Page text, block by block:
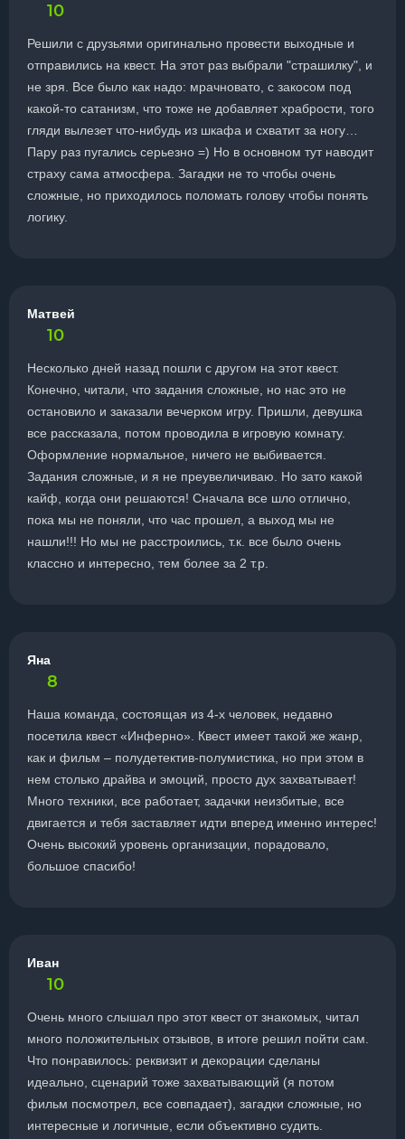
10
Решили с друзьями оригинально провести выходные и
отправились на квест. На этот раз выбрали "страшилку", и
не зря. Все было как надо: мрачновато, с закосом под
какой-то сатанизм, что тоже не добавляет храбрости, того
гляди вылезет что-нибудь из шкафа и схватит за ногу…
Пару раз пугались серьезно =) Но в основном тут наводит
страху сама атмосфера. Загадки не то чтобы очень
сложные, но приходилось поломать голову чтобы понять
логику.
Матвей
10
Несколько дней назад пошли с другом на этот квест.
Конечно, читали, что задания сложные, но нас это не
остановило и заказали вечерком игру. Пришли, девушка
все рассказала, потом проводила в игровую комнату.
Оформление нормальное, ничего не выбивается.
Задания сложные, и я не преувеличиваю. Но зато какой
кайф, когда они решаются! Сначала все шло отлично,
пока мы не поняли, что час прошел, а выход мы не
нашли!!! Но мы не расстроились, т.к. все было очень
классно и интересно, тем более за 2 т.р.
Яна
8
Наша команда, состоящая из 4-х человек, недавно
посетила квест «Инферно». Квест имеет такой же жанр,
как и фильм – полудетектив-полумистика, но при этом в
нем столько драйва и эмоций, просто дух захватывает!
Много техники, все работает, задачки неизбитые, все
двигается и тебя заставляет идти вперед именно интерес!
Очень высокий уровень организации, порадовало,
большое спасибо!
Иван
10
Очень много слышал про этот квест от знакомых, читал
много положительных отзывов, в итоге решил пойти сам.
Что понравилось: реквизит и декорации сделаны
идеально, сценарий тоже захватывающий (я потом
фильм посмотрел, все совпадает), загадки сложные, но
интересные и логичные, если объективно судить.